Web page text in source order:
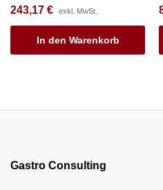
243,17 € exkl. MwSt.
In den Warenkorb
Gastro Consulting